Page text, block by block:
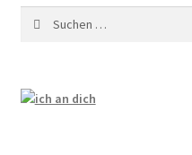
Jubiläum 2018